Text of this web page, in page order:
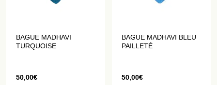
BAGUE MADHAVI
TURQUOISE
50,00€
BAGUE MADHAVI BLEU
PAILLETÉ
50,00€